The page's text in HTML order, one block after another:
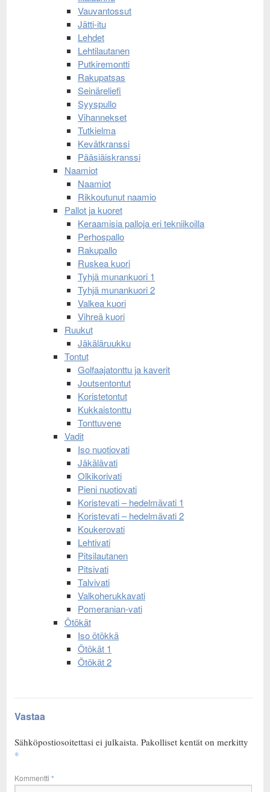
Vauvantossut
Jätti-itu
Lehdet
Lehtilautanen
Putkiremontti
Rakupatsas
Seinäreliefi
Syyspullo
Vihannekset
Tutkielma
Kevätkranssi
Pääsiäiskranssi
Naamiot
Naamiot
Rikkoutunut naamio
Pallot ja kuoret
Keraamisia palloja eri tekniikoilla
Perhospallo
Rakupallo
Ruskea kuori
Tyhjä munankuori 1
Tyhjä munankuori 2
Valkea kuori
Vihreä kuori
Ruukut
Jäkäläruukku
Tontut
Golfaajatonttu ja kaverit
Joutsentontut
Koristetontut
Kukkaistonttu
Tonttuvene
Vadit
Iso nuotiovati
Jäkälävati
Olkikorivati
Pieni nuotiovati
Koristevati – hedelmävati 1
Koristevati – hedelmävati 2
Koukerovati
Lehtivati
Pitsilautanen
Pitsivati
Talvivati
Valkoherukkavati
Pomeranian-vati
Ötökät
Iso ötökkä
Ötökät 1
Ötökät 2
Vastaa
Sähköpostiosoitettasi ei julkaista. Pakolliset kentät on merkitty
*
Kommentti *